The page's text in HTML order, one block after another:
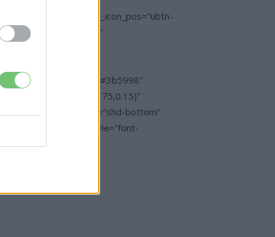
btn_icon_pos=”ubtn-
btn_shadow_size=”5″
btn_title_color=”#3b5998″
at-left” btn_shadow=”shd-bottom”
btn_font_style=”font-